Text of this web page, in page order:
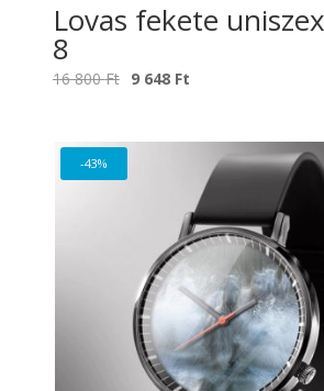
Lovas fekete
8
16 800Ft Original
16
800 Ft.
9 648 Ft
648 Ft.
-43%